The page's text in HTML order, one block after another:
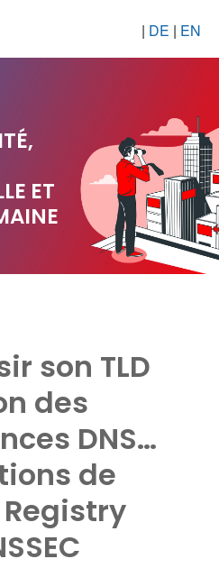
| DE | EN
ET
son TLD
des
DNS…
de